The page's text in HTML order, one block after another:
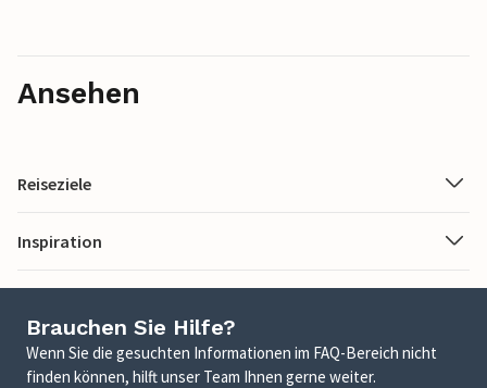
Ansehen
Reiseziele
Inspiration
Brauchen Sie Hilfe?
Wenn Sie die gesuchten Informationen im FAQ-Bereich nicht
finden können, hilft unser Team Ihnen gerne weiter.